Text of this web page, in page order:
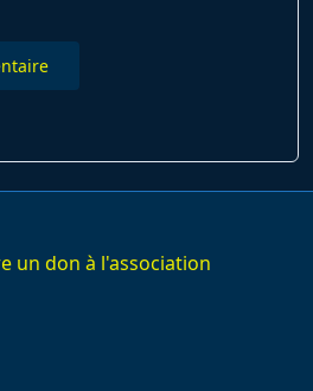
un don à l'association